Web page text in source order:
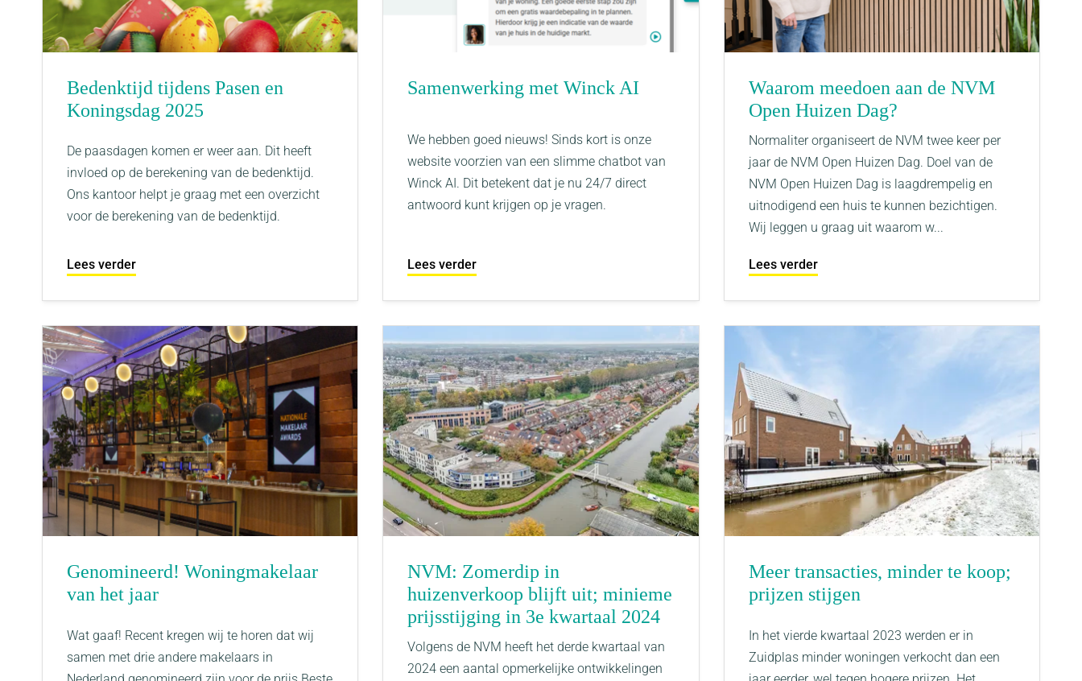
Bedenktijd tijdens Pasen en
Koningsdag 2025
De paasdagen komen er weer aan. Dit heeft
invloed op de berekening van de bedenktijd.
Ons kantoor helpt je graag met een overzicht
voor de berekening van de bedenktijd.
Lees verder
Samenwerking met Winck AI
We hebben goed nieuws! Sinds kort is onze
website voorzien van een slimme chatbot van
Winck AI. Dit betekent dat je nu 24/7 direct
antwoord kunt krijgen op je vragen.
Lees verder
Waarom meedoen aan de NVM
Open Huizen Dag?
Normaliter organiseert de NVM twee keer per
jaar de NVM Open Huizen Dag. Doel van de
NVM Open Huizen Dag is laagdrempelig en
uitnodigend een huis te kunnen bezichtigen.
Wij leggen u graag uit waarom w...
Lees verder
Genomineerd! Woningmakelaar
van het jaar
Wat gaaf! Recent kregen wij te horen dat wij
samen met drie andere makelaars in
NVM: Zomerdip in
huizenverkoop blijft uit; minieme
prijsstijging in 3e kwartaal 2024
Volgens de NVM heeft het derde kwartaal van
2024 een aantal opmerkelijke ontwikkelingen
Meer transacties, minder te koop;
prijzen stijgen
In het vierde kwartaal 2023 werden er in
Zuidplas minder woningen verkocht dan een